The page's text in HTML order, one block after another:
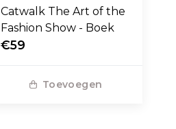
Catwalk The Art of the
Fashion Show - Boek
€59
Toevoegen